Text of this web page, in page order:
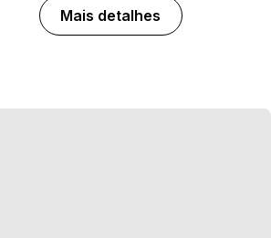
Mais detalhes